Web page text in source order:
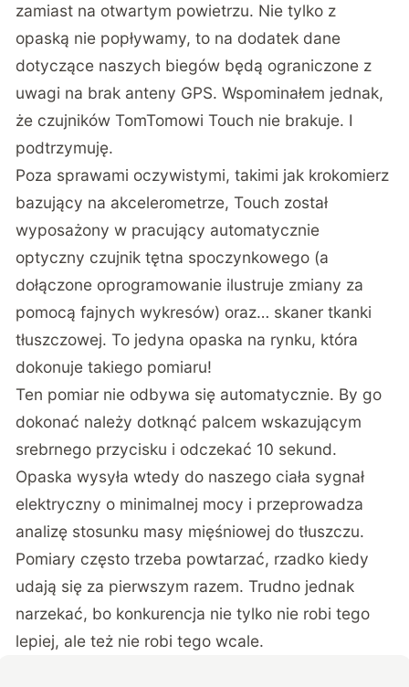
zamiast na otwartym powietrzu. Nie tylko z
opaską nie popływamy, to na dodatek dane
dotyczące naszych biegów będą ograniczone z
uwagi na brak anteny GPS. Wspominałem jednak,
że czujników TomTomowi Touch nie brakuje. I
podtrzymuję.
Poza sprawami oczywistymi, takimi jak krokomierz
bazujący na akcelerometrze, Touch został
wyposażony w pracujący automatycznie
optyczny czujnik tętna spoczynkowego (a
dołączone oprogramowanie ilustruje zmiany za
pomocą fajnych wykresów) oraz… skaner tkanki
tłuszczowej. To jedyna opaska na rynku, która
dokonuje takiego pomiaru!
Ten pomiar nie odbywa się automatycznie. By go
dokonać należy dotknąć palcem wskazującym
srebrnego przycisku i odczekać 10 sekund.
Opaska wysyła wtedy do naszego ciała sygnał
elektryczny o minimalnej mocy i przeprowadza
analizę stosunku masy mięśniowej do tłuszczu.
Pomiary często trzeba powtarzać, rzadko kiedy
udają się za pierwszym razem. Trudno jednak
narzekać, bo konkurencja nie tylko nie robi tego
lepiej, ale też nie robi tego wcale.